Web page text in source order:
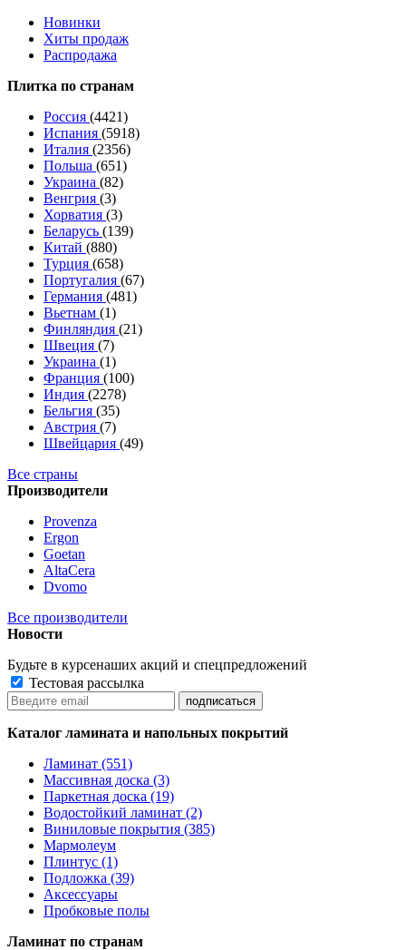
Новинки
Хиты продаж
Распродажа
Плитка по странам
Россия (4421)
Испания (5918)
Италия (2356)
Польша (651)
Украина (82)
Венгрия (3)
Хорватия (3)
Беларусь (139)
Китай (880)
Турция (658)
Португалия (67)
Германия (481)
Вьетнам (1)
Финляндия (21)
Швеция (7)
Украина (1)
Франция (100)
Индия (2278)
Бельгия (35)
Австрия (7)
Швейцария (49)
Все страны
Производители
Provenza
Ergon
Goetan
AltaСera
Dvomo
Все производители
Новости
Будьте в курсенаших акций и спецпредложений
Тестовая рассылка
Каталог ламината и напольных покрытий
Ламинат (551)
Массивная доска (3)
Паркетная доска (19)
Водостойкий ламинат (2)
Виниловые покрытия (385)
Мармолеум
Плинтус (1)
Подложка (39)
Аксессуары
Пробковые полы
Ламинат по странам